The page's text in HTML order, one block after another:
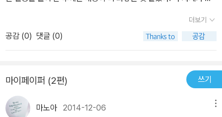
다. 이를테면 『빨간머리 앤』이나, 국내 소설 중에서는 - 사실 순수한
이야기는 국내 소설이 가장 제일인 것 같다고나 할까? - 『소나기』 등
을 꼽을 수 없이 많고 기억해내기도 힘들 정도이다.그렇다면 책 내용
기슭 마을. 아이들의 거의 유일한 흥미인 것은 날마다 찾아오는 젊은
엿장수였다. 어느 날, 남이라는 소녀는 자신이 식모로 일하는 철수네
집 아이인 영이와 윤이에게 처음으로 손찌검을 한다.그 이유는 자신
더보기
공감 (0) 댓글 (0)
마이페이퍼 (2편) 쓰기
마노아2014-12-06